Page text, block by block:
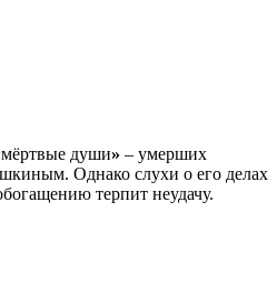
мёртвые души» – умерших
Однако слухи о его делах
терпит неудачу.